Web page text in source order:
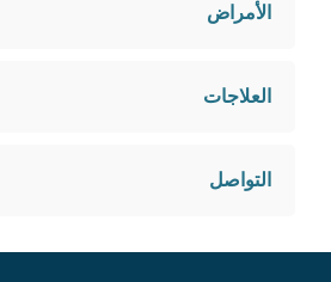
الأمراض
العلاجات
التواصل